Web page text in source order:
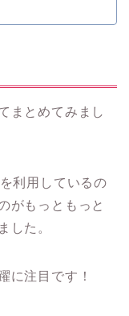
まとめてみまし
利用しているの
がもっともっと
した。
に注目です！